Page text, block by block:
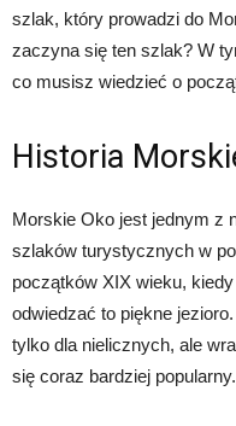
szlak, który prowadzi do
zaczyna się ten szlak? W
co musisz wiedzieć o
Historia
Morskie Oko jest jednym z
szlaków turystycznych w
początków XIX wieku,
odwiedzać to piękne
tylko dla nielicznych, ale
się coraz bardziej popularny.